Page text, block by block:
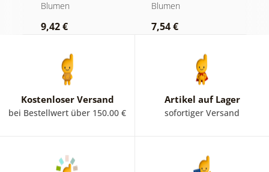
Blumen
9,42 €
Blumen
7,54 €
Kostenloser Versand
bei Bestellwert über 150.00 €
Artikel auf Lager
sofortiger Versand